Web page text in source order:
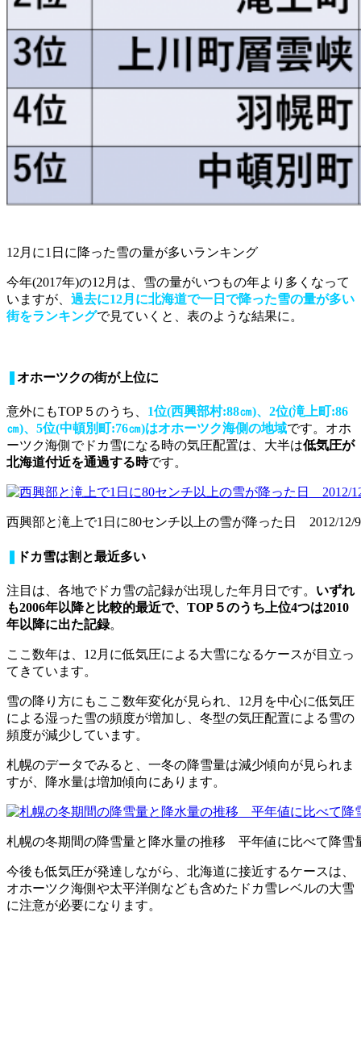
12月に1日に降った雪の量が多いランキング
今年(2017年)の12月は、雪の量がいつもの年より多くなって
いますが、 過去に12月に北海道で一日で降った雪の量が多い
街をランキングで見ていくと、表のような結果に。
オホーツクの街が上位に
意外にもTOP５のうち、 1位(西興部村:88㎝)、2位(滝上町:86
㎝)、5位(中頓別町:76㎝)はオホーツク海側の地域です。オホ
ーツク海側でドカ雪になる時の気圧配置は、大半は低気圧が
北海道付近を通過する時です。
西興部と滝上で1日に80センチ以上の雪が降った日 2012/12/
ドカ雪は割と最近多い
注目は、各地でドカ雪の記録が出現した年月日です。 いずれ
も2006年以降と比較的最近で、TOP５のうち上位4つは2010
年以降に出た記録。
ここ数年は、12月に低気圧による大雪になるケースが目立っ
てきています。
雪の降り方にもここ数年変化が見られ、12月を中心に低気圧
による湿った雪の頻度が増加し、冬型の気圧配置による雪の
頻度が減少しています。
札幌のデータでみると、一冬の降雪量は減少傾向が見られま
すが、降水量は増加傾向にあります。
札幌の冬期間の降雪量と降水量の推移 平年値に比べて降雪
今後も低気圧が発達しながら、北海道に接近するケースは、
オホーツク海側や太平洋側なども含めたドカ雪レベルの大雪
に注意が必要になります。